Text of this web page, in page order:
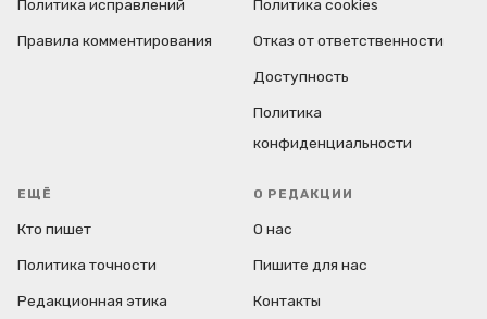
Политика исправлений
Правила комментирования
Политика cookies
Отказ от ответственности
Доступность
Политика
конфиденциальности
ЕЩЁ
Кто пишет
Политика точности
Редакционная этика
О РЕДАКЦИИ
О нас
Пишите для нас
Контакты